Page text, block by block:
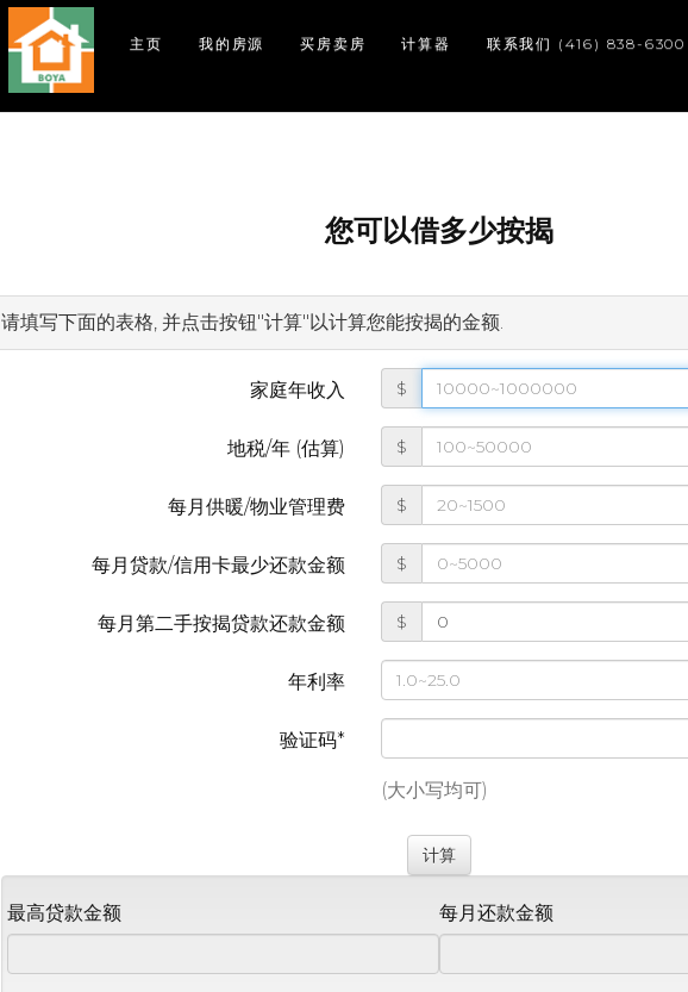
主页 我的房源 买房卖房 计算器 联系我们 (416) 838-6300
您可以借多少按揭
请填写下面的表格, 并点击按钮"计算"以计算您能按揭的金额.
家庭年收入 $
地税/年 (估算) $
每月供暖/物业管理费 $
每月贷款/信用卡最少还款金额 $
每月第二手按揭贷款还款金额 $
年利率
验证码*
(大小写均可)
最高贷款金额 每月还款金额